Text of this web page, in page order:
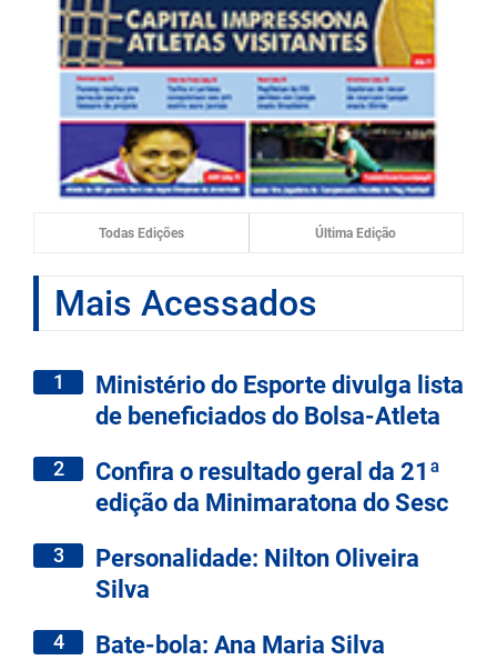
Todas Edições Última Edição
Mais Acessados
1
Ministério do Esporte divulga lista
de beneficiados do Bolsa-Atleta
2
Confira o resultado geral da 21ª
edição da Minimaratona do Sesc
3
Personalidade: Nilton Oliveira
Silva
4 Bate-bola: Ana Maria Silva